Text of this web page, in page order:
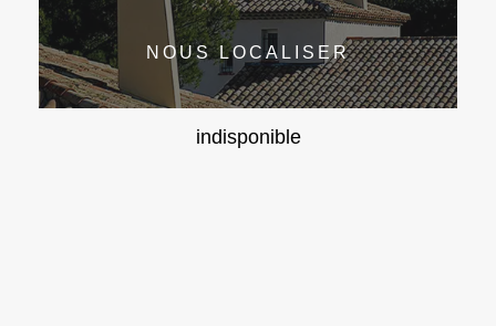
NOUS LOCALISER
indisponible